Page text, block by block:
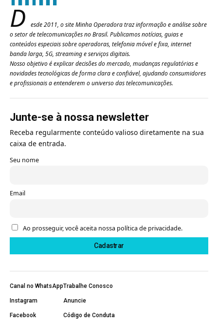
D
esde 2011, o site Minha Operadora traz informação e análise sobre
o setor de telecomunicações no Brasil. Publicamos notícias, guias e
conteúdos especiais sobre operadoras, telefonia móvel e fixa, internet
banda larga, 5G, streaming e serviços digitais.
Nosso objetivo é explicar decisões do mercado, mudanças regulatórias e
novidades tecnológicas de forma clara e confiável, ajudando consumidores
e profissionais a entenderem o universo das telecomunicações.
Junte-se à nossa newsletter
Receba regularmente conteúdo valioso diretamente na sua
caixa de entrada.
Seu nome
Email
Ao prosseguir, você aceita nossa política de privacidade.
Canal no WhatsApp
Instagram
Facebook
Trabalhe Conosco
Anuncie
Código de Conduta